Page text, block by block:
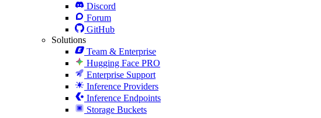
Discord
Forum
GitHub
Solutions
Team & Enterprise
Hugging Face PRO
Enterprise Support
Inference Providers
Inference Endpoints
Storage Buckets